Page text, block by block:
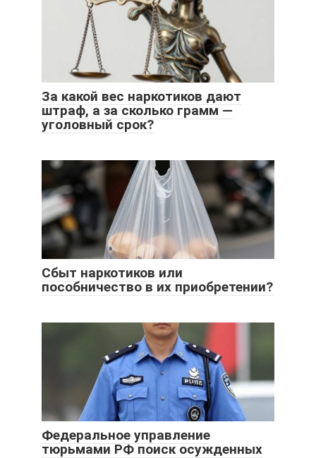
За какой вес наркотиков дают
штраф, а за сколько грамм —
уголовный срок?
Сбыт наркотиков или
пособничество в их приобретении?
Федеральное управление
тюрьмами РФ поиск осужденных